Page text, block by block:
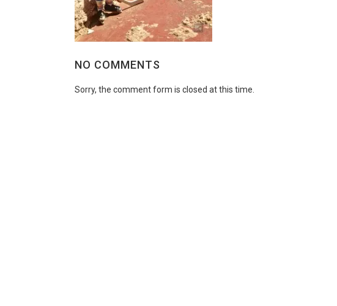
NO COMMENTS
Sorry, the comment form is closed at this time.